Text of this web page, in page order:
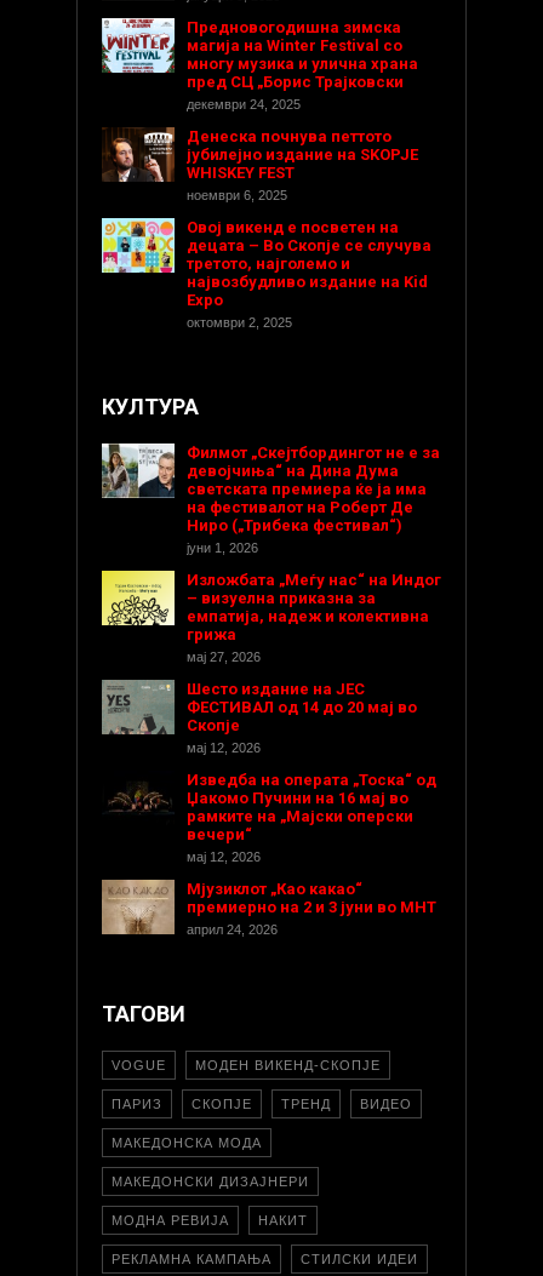
Предновогодишнa зимска
магија на Winter Festival со
многу музика и улична храна
пред СЦ „Борис Трајковски
декември 24, 2025
Денеска почнува петтото
јубилејно издание на SKOPJE
WHISKEY FEST
ноември 6, 2025
Овој викенд е посветен на
децата – Во Скопје се случува
третото, најголемо и
највозбудливо издание на Kid
Expo
октомври 2, 2025
КУЛТУРА
Филмот „Скејтбордингот не е за
девојчиња“ на Дина Дума
светската премиера ќе ја има
на фестивалот на Роберт Де
Ниро („Трибека фестивал“)
јуни 1, 2026
Изложбата „Меѓу нас“ на Индог
– визуелна приказна за
емпатија, надеж и колективна
грижа
мај 27, 2026
Шесто издание на ЈЕС
ФЕСТИВАЛ од 14 до 20 мај во
Скопје
мај 12, 2026
Изведба на операта „Тоска“ од
Џакомо Пучини на 16 мај во
рамките на „Мајски оперски
вечери“
мај 12, 2026
Мјузиклот „Као какао“
премиерно на 2 и 3 јуни во МНТ
април 24, 2026
ТАГОВИ
VOGUE МОДЕН ВИКЕНД-СКОПЈЕ
ПАРИЗ СКОПЈЕ ТРЕНД ВИДЕО
МАКЕДОНСКА МОДА
МАКЕДОНСКИ ДИЗАЈНЕРИ
МОДНА РЕВИЈА НАКИТ
РЕКЛАМНА КАМПАЊА СТИЛСКИ ИДЕИ